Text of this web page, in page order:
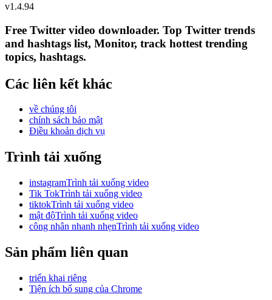
v1.4.94
Free Twitter video downloader. Top Twitter trends
and hashtags list, Monitor, track hottest trending
topics, hashtags.
Các liên kết khác
về chúng tôi
chính sách bảo mật
Điều khoản dịch vụ
Trình tải xuống
instagramTrình tải xuống video
Tik TokTrình tải xuống video
tiktokTrình tải xuống video
mật độTrình tải xuống video
công nhân nhanh nhẹnTrình tải xuống video
Sản phẩm liên quan
triển khai riêng
Tiện ích bổ sung của Chrome